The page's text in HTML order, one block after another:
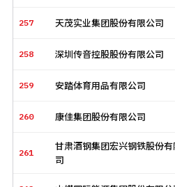
257 天茂实业集团股份有限公司
258 深圳传音控股股份有限公司
259 安踏体育用品有限公司
260 康佳集团股份有限公司
261
甘肃酒钢集团宏兴钢铁股份有
司